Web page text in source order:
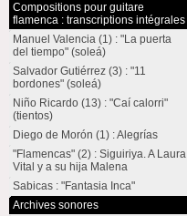
Compositions pour guitare
flamenca : transcriptions intégrales
Manuel Valencia (1) : "La puerta
del tiempo" (soleá)
Salvador Gutiérrez (3) : "11
bordones" (soleá)
Niño Ricardo (13) : "Caí calorri"
(tientos)
Diego de Morón (1) : Alegrías
"Flamencas" (2) : Siguiriya. A Laura
Vital y a su hija Malena
Sabicas : "Fantasia Inca"
Archives sonores